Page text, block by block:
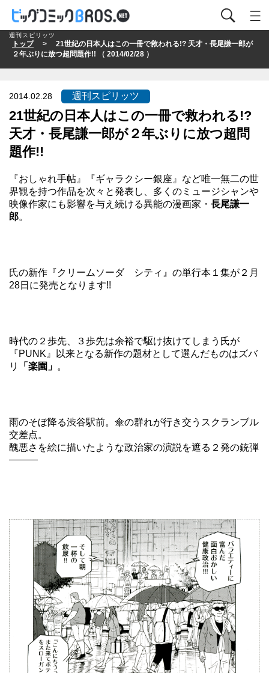
トップ> 21世紀の日本人はこの一冊で救われる!? 天才・長尾謙一郎が
２年ぶりに放つ超問題作!! （ 2014/02/28 ）
週刊スピリッツ
2014.02.28
21世紀の日本人はこの一冊で救われる!?
天才・長尾謙一郎が２年ぶりに放つ超問
題作!!
週刊スピリッツ
『おしゃれ手帖』『ギャラクシー銀座』など唯一無二の世
界観を持つ作品を次々と発表し、多くのミュージシャンや
映像作家にも影響を与え続ける異能の漫画家・ 長尾謙一
郎。
氏の新作『クリームソーダ シティ』の単行本１集が２月
28日に発売となります!!
時代の２歩先、３歩先は余裕で駆け抜けてしまう氏が
『PUNK』以来となる新作の題材として選んだものはズバ
リ
「楽園」 。
雨のそぼ降る渋谷駅前。傘の群れが行き交うスクランブル
交差点。
醜悪さを絵に描いたような政治家の演説を遮る２発の銃弾
―――